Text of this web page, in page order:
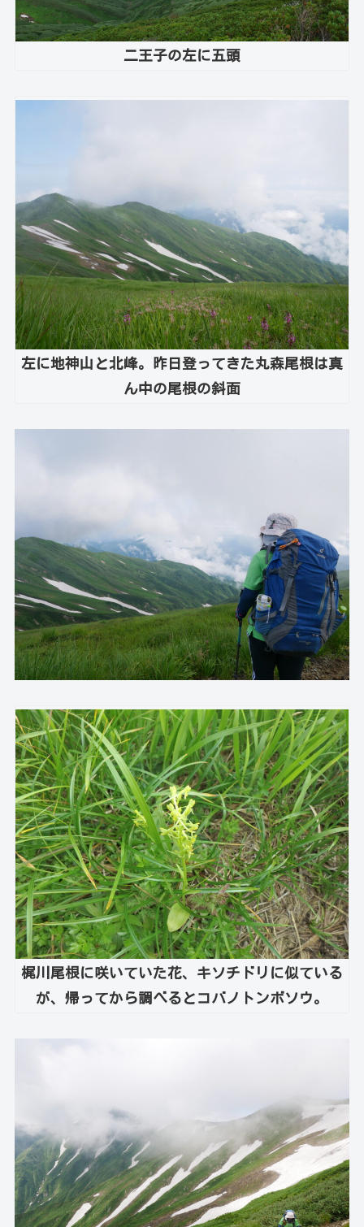
二王子の左に五頭
左に地神山と北峰。昨日登ってきた丸森尾根は真
ん中の尾根の斜面
梶川尾根に咲いていた花、キソチドリに似ている
が、帰ってから調べるとコバノトンボソウ。